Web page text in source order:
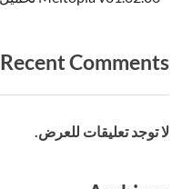
Recent Comments
لا توجد تعليقات للعرض.